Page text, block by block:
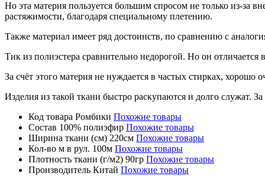
Но эта материя пользуется большим спросом не только из-за
растяжимости, благодаря специальному плетению.
Также материал имеет ряд достоинств, по сравнению с
Тик из полиэстера сравнительно недорогой. Но он
За счёт этого материя не нуждается в частых стирках, хорошо
Изделия из такой ткани быстро раскупаются и долго служат.
Код товара Ромбики Похожие товары
Состав 100% полиэфир Похожие товары
Ширина ткани (см) 220см Похожие товары
Кол-во м в рул. 100м Похожие товары
Плотность ткани (г/м2) 90гр Похожие товары
Производитель Китай Похожие товары